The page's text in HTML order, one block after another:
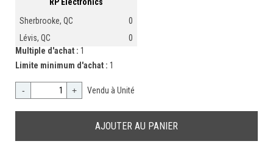
Sherbrooke, QC
0
Lévis, QC
0
Multiple d'achat : 1
Limite minimum d'achat : 1
- + Vendu à Unité